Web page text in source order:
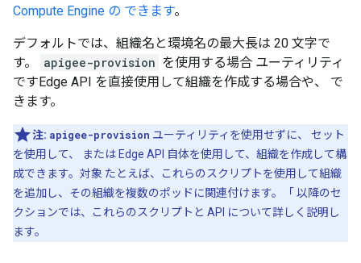
Compute Engine の できます。
デフォルトでは、組織名と環境名の最大長は 20 文字で
す。
apigee-provision を使用する場合 ユーティリティ
ですEdge API を直接使用して組織を作成する場合や、 で
きます。
注: apigee-provision ユーティリティを使用せずに、 セット
を使用して、 または Edge API 自体を使用して、組織を作成して構
成できます。対象 たとえば、これらのスクリプトを使用して組織
を追加し、その組織を複数のポッドに関連付けます。「 以降のセ
クションでは、これらのスクリプトと API について詳しく説明し
ます。